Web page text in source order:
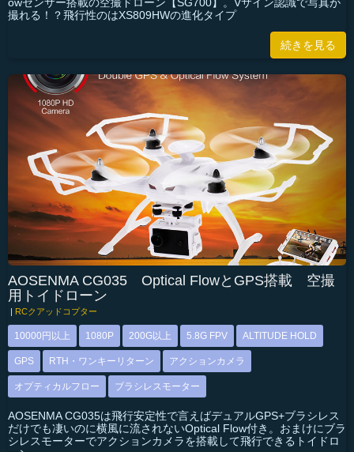
owセンサー搭載の空撮ドローン【SG700】。Vサイン認識で写真が
撮れる！？飛行性のはXS809HWの進化タイプ
続きを見る
AOSENMA CG035 Optical FlowとGPS搭載 空撮
用トイドローン
| RCクアッドコプター
10000円以上 1080P 200G以上 5.8G FPV ALTITUDE HOLD
GPS RTH・ワンキーリターン アクションカメラ
オプティカルフロー ブラシレスモーター
AOSENMA CG035は飛行安定性で言えばデュアルGPS+ブラシレス
だけでも凄いのに横風に流されないOptical Flow付き。おまけにブラ
シレスモーターでアクションカメラを搭載して飛行できるトイドロ